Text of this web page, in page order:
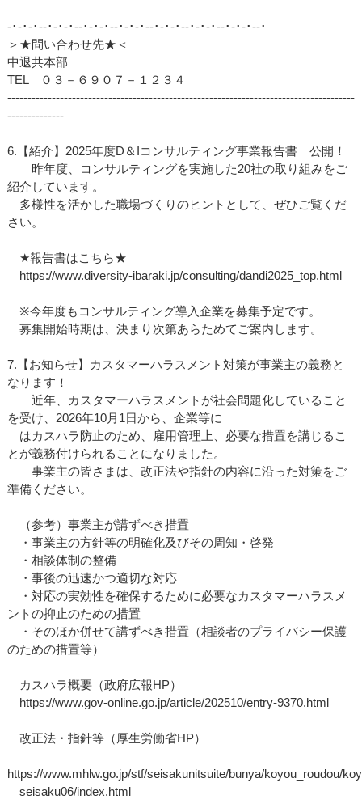
‐･‐･‐･‐‐･‐･‐･‐‐･‐･‐･‐‐･‐･‐･‐‐･‐･‐･‐‐･‐･‐･‐‐･‐･‐･‐‐･
＞★問い合わせ先★＜
中退共本部
TEL ０３－６９０７－１２３４
--------------------------------------------------------------------------------------
--------------
6.【紹介】2025年度D＆Iコンサルティング事業報告書 公開！
昨年度、コンサルティングを実施した20社の取り組みをご
紹介しています。
多様性を活かした職場づくりのヒントとして、ぜひご覧くだ
さい。
★報告書はこちら★
https://www.diversity-ibaraki.jp/consulting/dandi2025_top.html
※今年度もコンサルティング導入企業を募集予定です。
募集開始時期は、決まり次第あらためてご案内します。
7.【お知らせ】カスタマーハラスメント対策が事業主の義務と
なります！
近年、カスタマーハラスメントが社会問題化していること
を受け、2026年10月1日から、企業等に
はカスハラ防止のため、雇用管理上、必要な措置を講じるこ
とが義務付けられることになりました。
事業主の皆さまは、改正法や指針の内容に沿った対策をご
準備ください。
（参考）事業主が講ずべき措置
・事業主の方針等の明確化及びその周知・啓発
・相談体制の整備
・事後の迅速かつ適切な対応
・対応の実効性を確保するために必要なカスタマーハラスメ
ントの抑止のための措置
・そのほか併せて講ずべき措置（相談者のプライバシー保護
のための措置等）
カスハラ概要（政府広報HP）
https://www.gov-online.go.jp/article/202510/entry-9370.html
改正法・指針等（厚生労働省HP）
https://www.mhlw.go.jp/stf/seisakunitsuite/bunya/koyou_roudou/
seisaku06/index.html